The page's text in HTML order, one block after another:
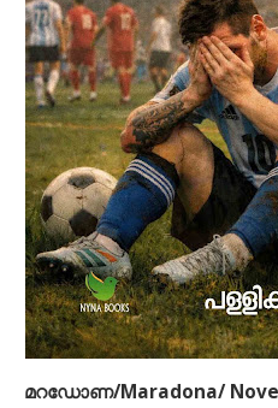
SPASTIC DIPLEGIC CEREBRAL
ON THE EFFECTIVENESS OF
CONVENTIONAL
EXTREMITY FUNCTION IN
Improving Lower Limb
Comparative Physiotherapy
evidence-based overview of
aimed at enhancing mobility
in individuals with spastic
book compares key
their effectiveness in
lower limb function, while
assessment and treatment
functional outcomes.
മറഡോണ/Maradona/